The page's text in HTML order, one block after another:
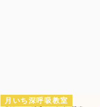
月いち深呼吸教室